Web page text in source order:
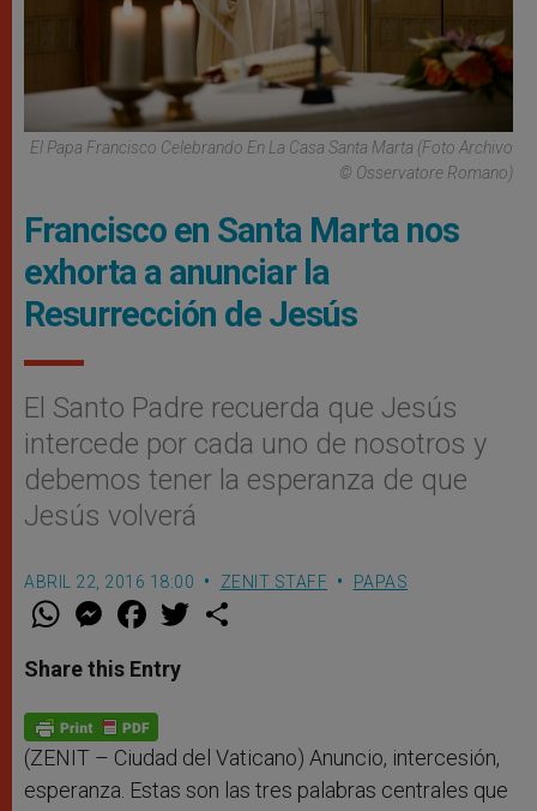
El Papa Francisco Celebrando En La Casa Santa Marta (Foto Archivo
© Osservatore Romano)
Francisco en Santa Marta nos
exhorta a anunciar la
Resurrección de Jesús
El Santo Padre recuerda que Jesús
intercede por cada uno de nosotros y
debemos tener la esperanza de que
Jesús volverá
ABRIL 22, 2016 18:00 ZENIT STAFF PAPAS
W
t
s
p
p
M
e
s
e
g
e
F
a
e
b
o
k
w
Share this Entry
(ZENIT – Ciudad del Vaticano) Anuncio, intercesión,
esperanza. Estas son las tres palabras centrales que